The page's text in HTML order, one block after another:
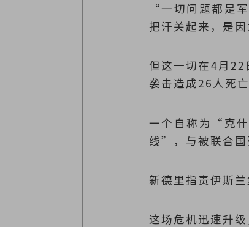
“一切问题都是
把汗关起来，是
但这一切在4月22
袭击造成26人死
一个自称为“克
线”，与被联合
新德里指责伊斯
这场危机迅速升